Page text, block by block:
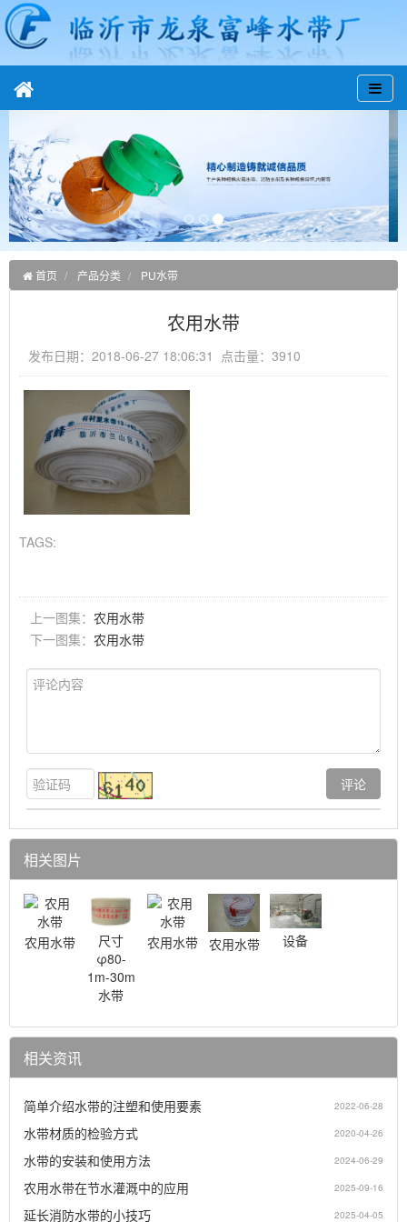
首页 产品分类 PU水带
农用水带
发布日期：2018-06-27 18:06:31 点击量：3910
TAGS:
上一图集： 农用水带
下一图集： 农用水带
相关图片
农用水带
尺寸
φ80-
1m-30m
水带
农用水带 农用水带 设备
相关资讯
简单介绍水带的注塑和使用要素 2022-06-28
水带材质的检验方式 2020-04-26
水带的安装和使用方法 2024-06-29
农用水带在节水灌溉中的应用 2025-09-16
延长消防水带的小技巧 2025-04-05